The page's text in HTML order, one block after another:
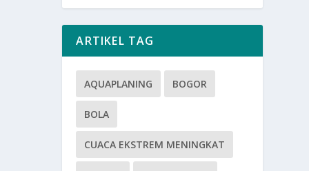
ARTIKEL TAG
AQUAPLANING BOGOR
BOLA
CUACA EKSTREM MENINGKAT